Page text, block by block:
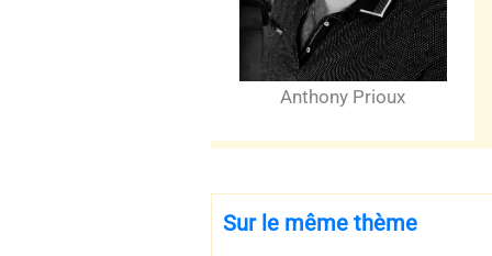
Anthony Prioux
Sur le même thème